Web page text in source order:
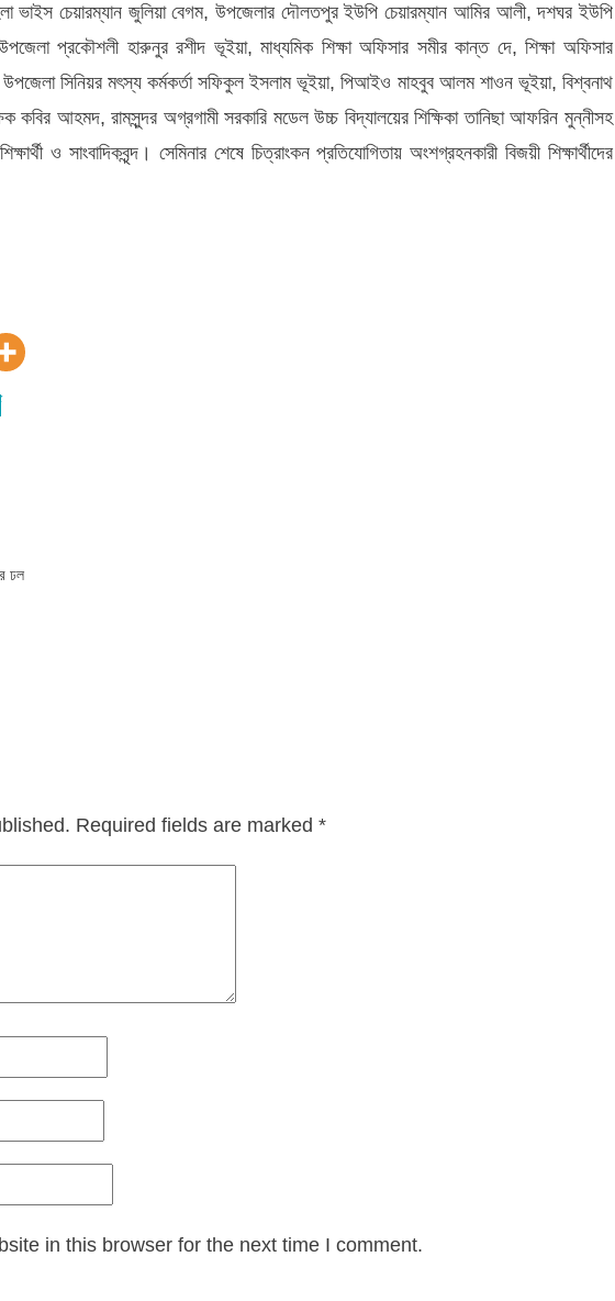
ভাইস চেয়ারম্যান জুলিয়া বেগম, উপজেলার দৌলতপুর ইউপি চেয়ারম্যান আমির আলী, দশঘর ইউপি
উপজেলা প্রকৌশলী হারুনুর রশীদ ভূইয়া, মাধ্যমিক শিক্ষা অফিসার সমীর কান্ত দে, শিক্ষা অফিসার
সিনিয়র মৎস্য কর্মকর্তা সফিকুল ইসলাম ভূইয়া, পিআইও মাহবুব আলম শাওন ভূইয়া, বিশ্বনাথ
কবির আহমদ, রামসুন্দর অগ্রগামী সরকারি মডেল উচ্চ বিদ্যালয়ের শিক্ষিকা তানিছা আফরিন মুন্নীসহ
ও সাংবাদিকবৃন্দ। সেমিনার শেষে চিত্রাংকন প্রতিযোগিতায় অংশগ্রহনকারী বিজয়ী শিক্ষার্থীদের
ঢল
Required fields are marked *
in this browser for the next time I comment.